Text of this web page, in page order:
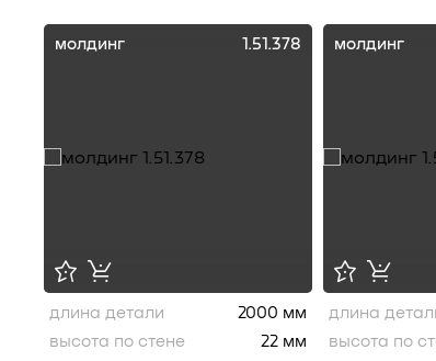
молдинг 1.51.378
длина детали
2000 мм
высота по стене
22 мм
молдинг
длина
высота по